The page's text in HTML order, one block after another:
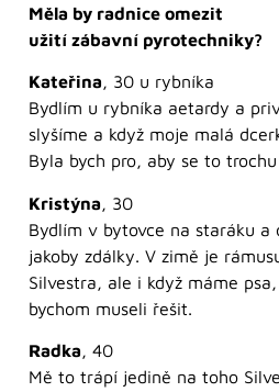
Měla by radnice omezit
užití zábavní pyrotechniky?
Kateřina, 30 u rybníka
Bydlím u rybníka aetardy a
slyšíme a když moje malá
Byla bych pro, aby se to
Kristýna, 30
Bydlím v bytovce na staráku a
jakoby zdálky. V zimě je
Silvestra, ale i když máme
bychom museli řešit.
Radka, 40
Mě to trápí jedině na toho